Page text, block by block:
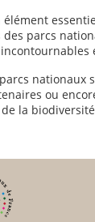
parcs
nationaux
ou
la